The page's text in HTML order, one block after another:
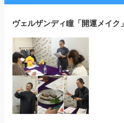
ヴェルザンディ瞳「開運メイク」